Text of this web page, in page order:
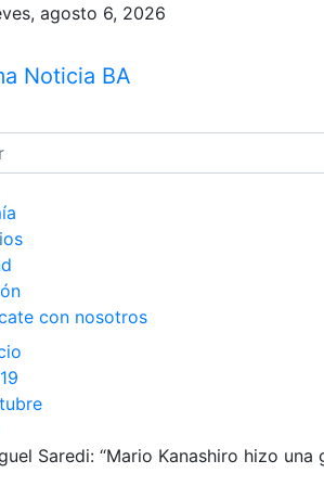
agosto 6, 2026
Noticia BA
noticias de la provincia de
con nosotros
Saredi: “Mario Kanashiro hizo